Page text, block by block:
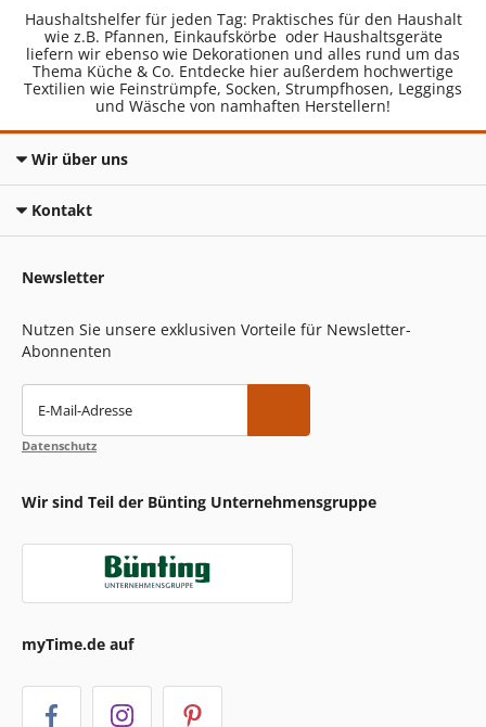
Haushaltshelfer für jeden Tag: Praktisches für den Haushalt
wie z.B. Pfannen, Einkaufskörbe oder Haushaltsgeräte
liefern wir ebenso wie Dekorationen und alles rund um das
Thema Küche & Co. Entdecke hier außerdem hochwertige
Textilien wie Feinstrümpfe, Socken, Strumpfhosen, Leggings
und Wäsche von namhaften Herstellern!
Wir über uns
Kontakt
Newsletter
Nutzen Sie unsere exklusiven Vorteile für Newsletter-
Abonnenten
E-Mail-Adresse
Datenschutz
Wir sind Teil der Bünting Unternehmensgruppe
myTime.de auf